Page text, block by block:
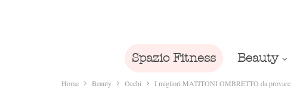
Spazio Fitness Beauty
Home Beauty Occhi I migliori MATITONI OMBRETTO da provare